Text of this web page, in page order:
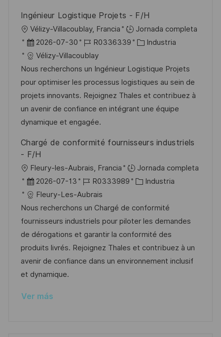
l
i
c
a
c
i
ó
n
Ingénieur Logistique Projets - F/H
U
b
c
a
c
i
ó
Vélizy-Villacoublay, Francia
Jornada completa
F
e
c
h
a
d
e
u
i
c
2026-07-30
I
D
d
e
e
m
p
e
R0336339
C
t
e
g
o
a
Industria
Vélizy-Villacoublay
Nous recherchons un Ingénieur Logistique Projets
pour optimiser les processus logistiques au sein de
projets innovants. Rejoignez Thales et contribuez à
un avenir de confiance en intégrant une équipe
dynamique et engagée.
Chargé de conformité fournisseurs industriels
- F/H
U
b
c
a
c
i
ó
n
Fleury-les-Aubrais, Francia
Jornada completa
F
e
c
h
a
d
e
p
b
2026-07-13
I
D
d
e
e
m
p
R0333989
C
t
e
g
o
r
Industria
Fleury-Les-Aubrais
Nous recherchons un Chargé de conformité
fournisseurs industriels pour piloter les demandes
de dérogations et garantir la conformité des
produits livrés. Rejoignez Thales et contribuez à un
avenir de confiance dans un environnement inclusif
et dynamique.
Ver más